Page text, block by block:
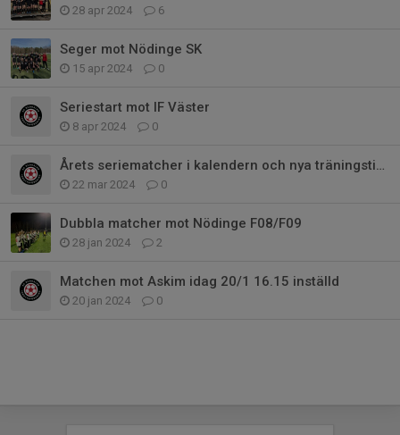
28 apr 2024 6
Seger mot Nödinge SK
15 apr 2024 0
Seriestart mot IF Väster
8 apr 2024 0
Årets seriematcher i kalendern och nya träningstider
22 mar 2024 0
Dubbla matcher mot Nödinge F08/F09
28 jan 2024 2
Matchen mot Askim idag 20/1 16.15 inställd
20 jan 2024 0